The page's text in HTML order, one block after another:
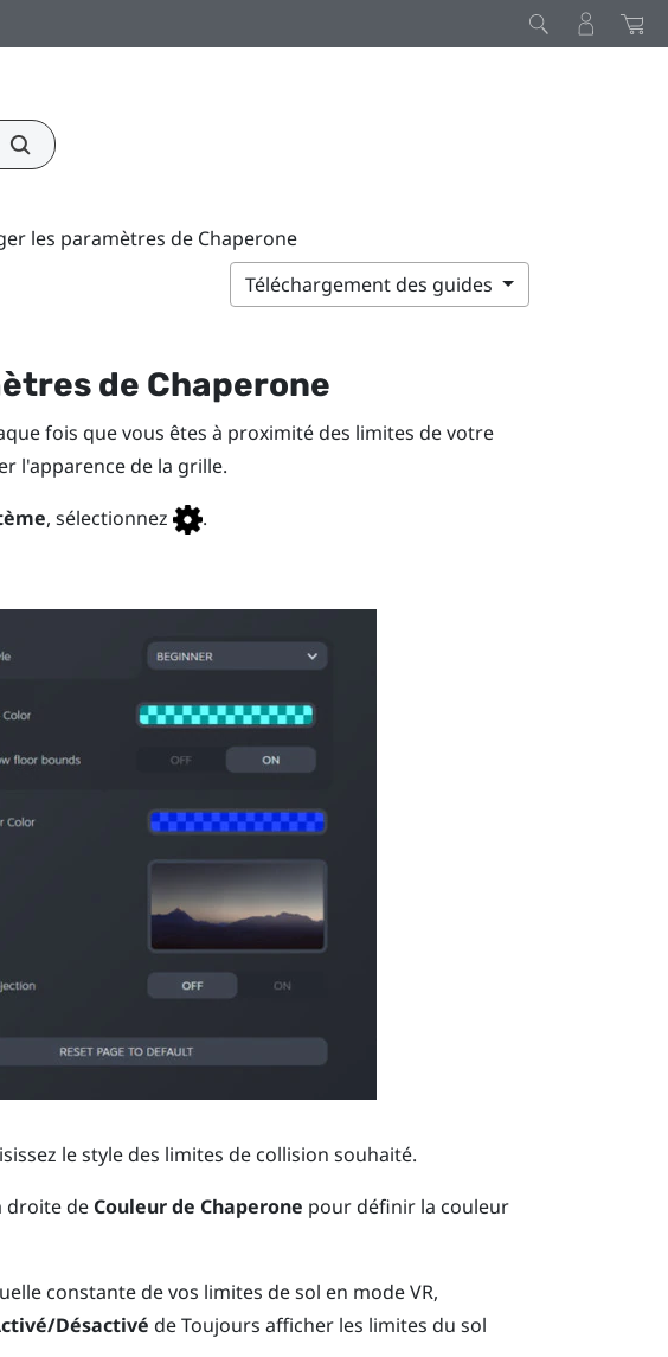
les paramètres de Chaperone
Téléchargement des guides
de Chaperone
fois que vous êtes à proximité des limites de votre
l'apparence de la grille.
, sélectionnez .
le style des limites de collision souhaité.
droite de Couleur de Chaperone pour définir la couleur
constante de vos limites de sol en mode VR,
Désactivé de Toujours afficher les limites du sol